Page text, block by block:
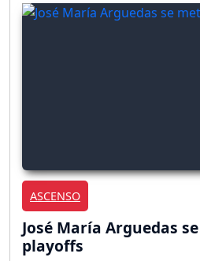
ASCENSO
José María Arguedas
playoffs